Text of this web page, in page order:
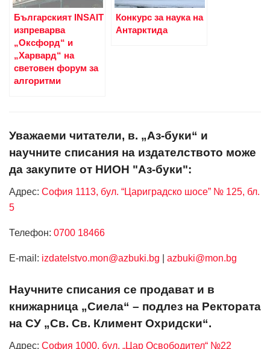
Българският INSAIT
изпреварва
„Оксфорд“ и
„Харвард“ на
световен форум за
алгоритми
Конкурс за наука на
Антарктида
Уважаеми читатели, в. „Аз-буки“ и
научните списания на издателството може
да закупите от НИОН "Аз-буки":
Адрес: София 1113, бул. “Цариградско шосе” № 125, бл.
5
Телефон: 0700 18466
Е-mail: izdatelstvo.mon@azbuki.bg azbuki@mon.bg
Научните списания се продават и в
книжарница „Сиела“ – подлез на Ректората
на СУ „Св. Св. Климент Охридски“.
Адрес: София 1000, бул. „Цар Освободител“ №22